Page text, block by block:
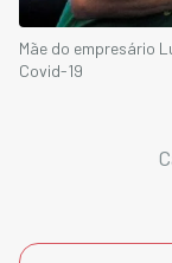
Mãe do empresário
Covid-19